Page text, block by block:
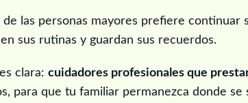
las personas mayores prefiere continuar
sus rutinas y guardan sus recuerdos.
clara: cuidadores profesionales que
para que tu familiar permanezca donde